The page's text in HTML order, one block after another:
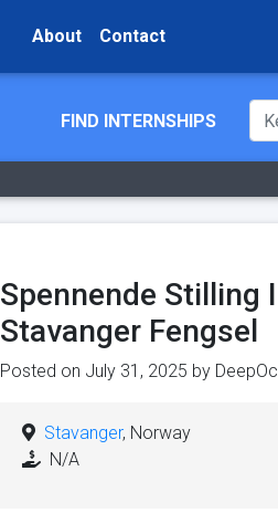
About Contact
FIND INTERNSHIPS
Spennende Stilling
Stavanger Fengsel
Posted on July 31, 2025 by
Stavanger, Norway
N/A